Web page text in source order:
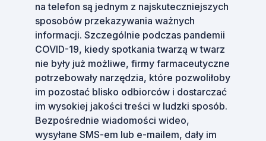
na telefon są jednym z najskuteczniejszych
sposobów przekazywania ważnych
informacji. Szczególnie podczas pandemii
COVID-19, kiedy spotkania twarzą w twarz
nie były już możliwe, firmy farmaceutyczne
potrzebowały narzędzia, które pozwoliłoby
im pozostać blisko odbiorców i dostarczać
im wysokiej jakości treści w ludzki sposób.
Bezpośrednie wiadomości wideo,
wysyłane SMS-em lub e-mailem, dały im